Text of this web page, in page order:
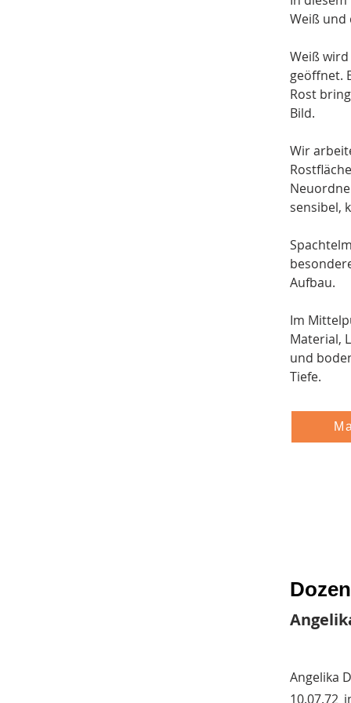
Weiß und
Weiß
geöffnet.
Rost
Bild.
Wir
sensibel,
Aufbau.
Im
Material,
und
Tiefe.
Angelika
10.07.72